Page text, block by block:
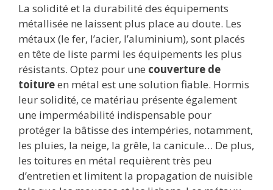
La solidité et la durabilité des équipements
métallisée ne laissent plus place au doute. Les
métaux (le fer, l’acier, l’aluminium), sont placés
en tête de liste parmi les équipements les plus
résistants. Optez pour une couverture de
toitureen métal est une solution fiable. Hormis
leur solidité, ce matériau présente également
une imperméabilité indispensable pour
protéger la bâtisse des intempéries, notamment,
les pluies, la neige, la grêle, la canicule… De plus,
les toitures en métal requièrent très peu
d’entretien et limitent la propagation de nuisible